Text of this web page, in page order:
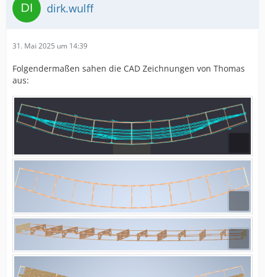
dirk.wulff
31. Mai 2025 um 14:39
Folgendermaßen sahen die CAD Zeichnungen von Thomas
aus: